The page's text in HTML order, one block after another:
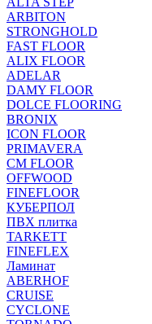
ARBITON
STRONGHOLD
FAST FLOOR
ALIX FLOOR
ADELAR
DAMY FLOOR
DOLCE FLOORING
BRONIX
ICON FLOOR
PRIMAVERA
CM FLOOR
OFFWOOD
FINEFLOOR
КУБЕРПОЛ
ПВХ плитка
TARKETT
FINEFLEX
Ламинат
ABERHOF
CRUISE
CYCLONE